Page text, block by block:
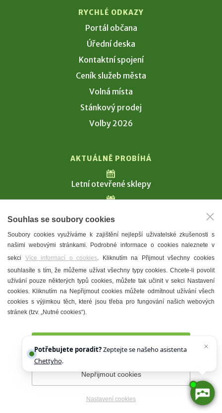
RYCHLÉ ODKAZY
Portál občana
Úřední deska
Kontaktní spojení
Ceník služeb města
Volná místa
Stánkový prodej
Volby 2026
AKTUÁLNĚ PROBÍHÁ
Letní otevřené sklepy
Povídání o víně s vínem
celý kalendář akcí
KAM V HUSTOPEČÍCH
Vinařství
T. G. Masaryk
Mandloně
Ubytování
Městské muzeum a galerie
Denní meníčka
Souhlas se soubory cookies
Soubory cookies využíváme k zajištění nejlepší uživatelské zkušenosti s
našimi webovými stránkami. Podrobné informace o cookies naleznete v
sekci Více informací o cookies. Kliknutím na Přijmout všechny cookies
souhlasíte s tím, že můžeme užívat všechny typy cookies. Chcete-li povolit
užívání pouze některých typů cookies, můžete tak učinit v sekci Nastavení
cookies. Kliknutím na Nepřijmout cookies můžete odmítnout užívání všech
cookies s výjimkou těch, které jsou třeba pro fungování našich webových
stránek (tzv. „Nutné cookies“).
Nepřijmout cookies
Nastavení cookies
Potřebujete poradit?Zeptejte se našeho asistenta
Chettyho.